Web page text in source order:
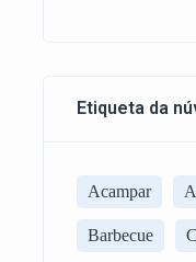
Etiqueta da
Acampar
Barbecue